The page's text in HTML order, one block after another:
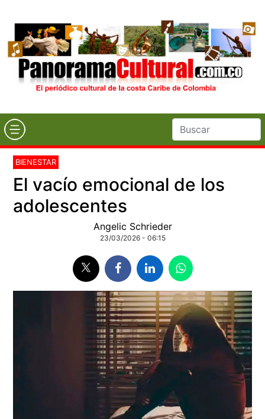
BIENESTAR
El vacío emocional de los
adolescentes
Angelic Schrieder
23/03/2026 - 06:15